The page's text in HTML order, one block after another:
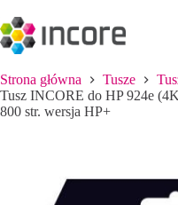
do
treści
Strona główna Tusze
Tusz INCORE do HP 924e
800 str. wersja HP+